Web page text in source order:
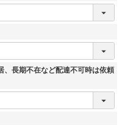
長期不在など配達不可時は依頼